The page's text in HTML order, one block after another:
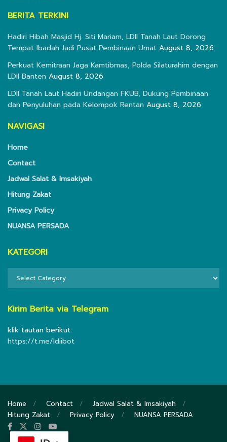
BERITA TERKINI
Hadiri Hibah Masjid Hj. Siti Mariam, LDII Tanah Laut Dorong
Tempat Ibadah Jadi Pusat Pembinaan Umat August 8, 2026
Perkuat Kemitraan Jaga Kamtibmas, Polda Silaturahim dengan
LDII Banten August 8, 2026
LDII Tanah Laut Hadiri Undangan FKUB, Dukung Pembinaan
dan Penyuluhan pada Kelompok Rentan August 8, 2026
NAVIGASI
Home
Contact
Jadwal Salat & Imsakiyah
Hitung Zakat
Privacy Policy
NUANSA PERSADA
KATEGORI
Kirim Berita via Telegram
klik tautan berikut:
https://t.me/ldiibot
Home Contact
Jadwal Salat & Imsakiyah
Hitung Zakat
Privacy Policy NUANSA PERSADA